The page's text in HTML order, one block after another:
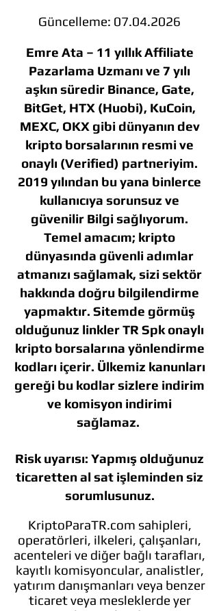
Güncelleme: 07.04.2026
Emre Ata – 11 yıllık Affiliate
Pazarlama Uzmanı ve 7 yılı
aşkın süredir Binance, Gate,
BitGet, HTX (Huobi), KuCoin,
MEXC, OKX gibi dünyanın dev
kripto borsalarının resmi ve
onaylı (Verified) partneriyim.
2019 yılından bu yana binlerce
kullanıcıya sorunsuz ve
güvenilir Bilgi sağlıyorum.
Temel amacım; kripto
dünyasında güvenli adımlar
atmanızı sağlamak, sizi sektör
hakkında doğru bilgilendirme
yapmaktır. Sitemde görmüş
olduğunuz linkler TR Spk onaylı
kripto borsalarına yönlendirme
kodları içerir. Ülkemiz kanunları
gereği bu kodlar sizlere indirim
ve komisyon indirimi
sağlamaz.
Risk uyarısı: Yapmış olduğunuz
ticaretten al sat işleminden siz
sorumlusunuz.
KriptoParaTR.com sahipleri,
operatörleri, ilkeleri, çalışanları,
acenteleri ve diğer bağlı tarafları,
kayıtlı komisyoncular, analistler,
yatırım danışmanları veya benzer
ticaret veya mesleklerde yer